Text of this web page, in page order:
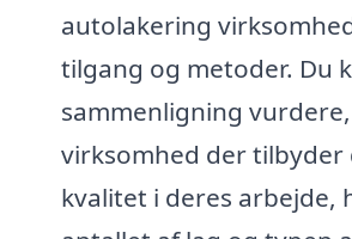
autolakering
tilgang og metoder. Du
sammenligning
virksomhed der tilbyder
kvalitet i deres arbejde,